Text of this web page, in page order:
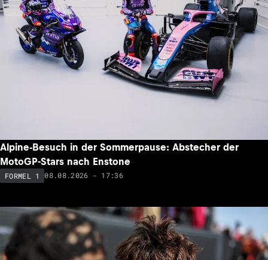
Alpine-Besuch in der Sommerpause: Abstecher der
MotoGP-Stars nach Enstone
FORMEL 1 08.08.2026 - 17:36